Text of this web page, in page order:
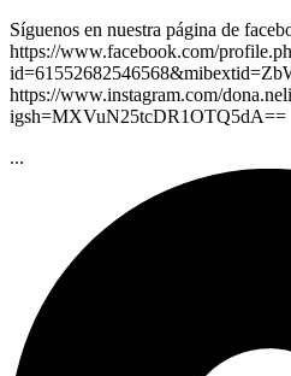
Síguenos en nuestra página de
https://www.facebook.com/
https://www.instagram.com/
igsh=MXVuN25tcDR1OTQ5dA==
...